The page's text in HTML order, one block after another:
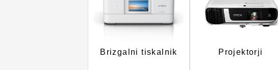
Brizgalni tiskalnik Projektorji